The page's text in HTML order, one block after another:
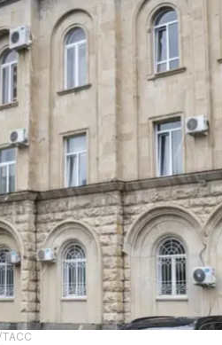
ТАСС